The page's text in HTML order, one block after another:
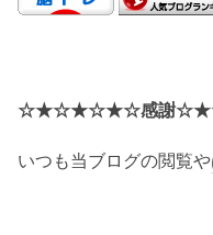
☆★☆★☆★☆感謝
いつも当ブログの閲覧や